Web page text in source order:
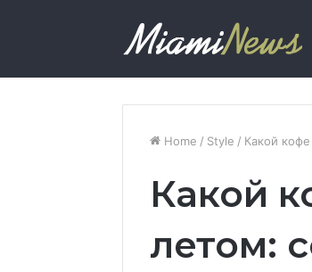
Home / Style / Какой
Какой
летом: